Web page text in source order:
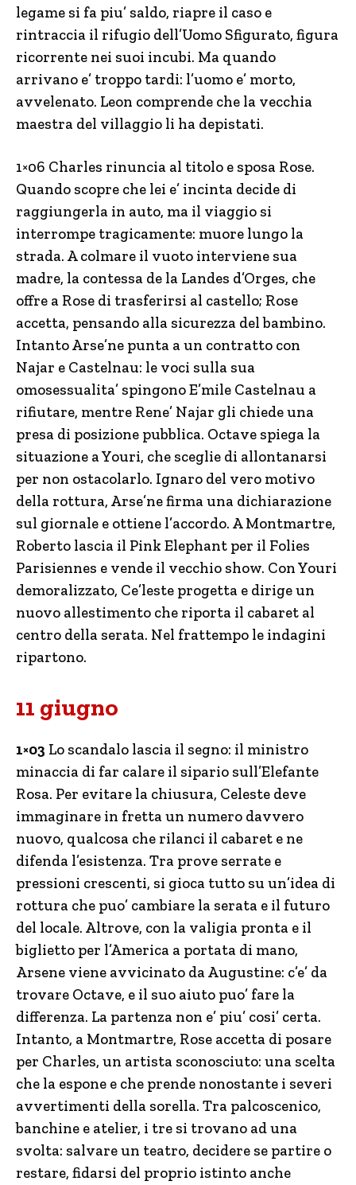
legame si fa piu’ saldo, riapre il caso e
rintraccia il rifugio dell’Uomo Sfigurato, figura
ricorrente nei suoi incubi. Ma quando
arrivano e’ troppo tardi: l’uomo e’ morto,
avvelenato. Leon comprende che la vecchia
maestra del villaggio li ha depistati.
1×06 Charles rinuncia al titolo e sposa Rose.
Quando scopre che lei e’ incinta decide di
raggiungerla in auto, ma il viaggio si
interrompe tragicamente: muore lungo la
strada. A colmare il vuoto interviene sua
madre, la contessa de la Landes d’Orges, che
offre a Rose di trasferirsi al castello; Rose
accetta, pensando alla sicurezza del bambino.
Intanto Arse’ne punta a un contratto con
Najar e Castelnau: le voci sulla sua
omosessualita’ spingono E’mile Castelnau a
rifiutare, mentre Rene’ Najar gli chiede una
presa di posizione pubblica. Octave spiega la
situazione a Youri, che sceglie di allontanarsi
per non ostacolarlo. Ignaro del vero motivo
della rottura, Arse’ne firma una dichiarazione
sul giornale e ottiene l’accordo. A Montmartre,
Roberto lascia il Pink Elephant per il Folies
Parisiennes e vende il vecchio show. Con Youri
demoralizzato, Ce’leste progetta e dirige un
nuovo allestimento che riporta il cabaret al
centro della serata. Nel frattempo le indagini
ripartono.
11 giugno
1×03 Lo scandalo lascia il segno: il ministro
minaccia di far calare il sipario sull’Elefante
Rosa. Per evitare la chiusura, Celeste deve
immaginare in fretta un numero davvero
nuovo, qualcosa che rilanci il cabaret e ne
difenda l’esistenza. Tra prove serrate e
pressioni crescenti, si gioca tutto su un’idea di
rottura che puo’ cambiare la serata e il futuro
del locale. Altrove, con la valigia pronta e il
biglietto per l’America a portata di mano,
Arsene viene avvicinato da Augustine: c’e’ da
trovare Octave, e il suo aiuto puo’ fare la
differenza. La partenza non e’ piu’ cosi’ certa.
Intanto, a Montmartre, Rose accetta di posare
per Charles, un artista sconosciuto: una scelta
che la espone e che prende nonostante i severi
avvertimenti della sorella. Tra palcoscenico,
banchine e atelier, i tre si trovano ad una
svolta: salvare un teatro, decidere se partire o
restare, fidarsi del proprio istinto anche